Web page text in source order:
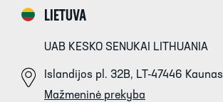
LIETUVA
UAB KESKO SENUKAI LITHUANIA
Islandijos pl. 32B, LT-47446 Kaunas
Mažmeninė prekyba